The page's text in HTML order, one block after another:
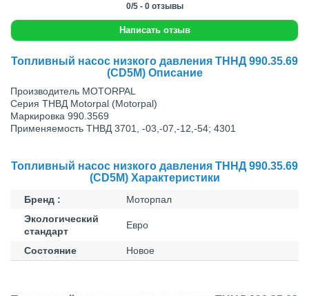
0/5- 0отзывы
Написать отзыв
Топливный насос низкого давления ТННД 990.35.69
(СD5M) Описание
Производитель MOTORPAL
Серия ТНВД Motorpal (Motorpal)
Маркировка 990.3569
Применяемость ТНВД 3701, -03,-07,-12,-54; 4301
Топливный насос низкого давления ТННД 990.35.69
(СD5M) Характеристики
Бренд :
Моторпал
Экологический
стандарт
Евро
Состояние Новое